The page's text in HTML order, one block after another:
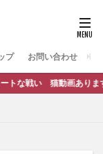
プ お問い合わせ
い 猫動画あります。